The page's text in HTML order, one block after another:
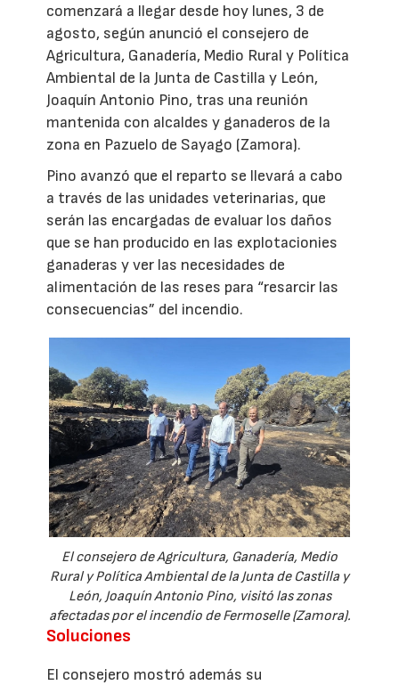
comenzará a llegar desde hoy lunes, 3 de
agosto, según anunció el consejero de
Agricultura, Ganadería, Medio Rural y Política
Ambiental de la Junta de Castilla y León,
Joaquín Antonio Pino, tras una reunión
mantenida con alcaldes y ganaderos de la
zona en Pazuelo de Sayago (Zamora).
Pino avanzó que el reparto se llevará a cabo
a través de las unidades veterinarias, que
serán las encargadas de evaluar los daños
que se han producido en las explotacionies
ganaderas y ver las necesidades de
alimentación de las reses para “resarcir las
consecuencias” del incendio.
El consejero de Agricultura, Ganadería, Medio
Rural y Política Ambiental de la Junta de Castilla y
León, Joaquín Antonio Pino, visitó las zonas
afectadas por el incendio de Fermoselle (Zamora).
Soluciones
El consejero mostró además su